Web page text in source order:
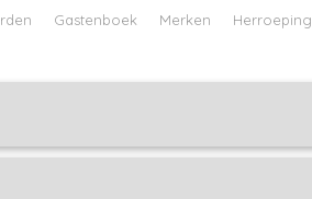
Gastenboek Merken Herroeping